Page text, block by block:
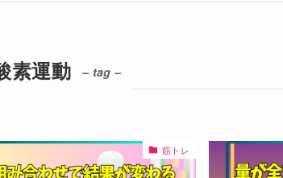
素運動 – tag –
筋トレ